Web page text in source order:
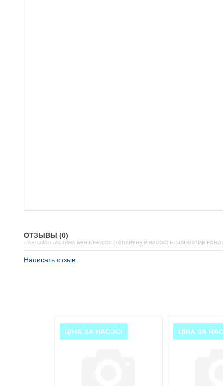
ОТЗЫВЫ (0)
✅АВТОЗАПЧАСТИНА БЕНЗОНАСОС (ТОПЛИВНЫЙ НАСОС) F75U9H307MB
Написать отзыв
ЦІНА ЗА НАСОС! ЦІНА ЗА